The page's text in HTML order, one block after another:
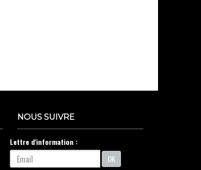
NOUS SUIVRE
Lettre d'information :
OK